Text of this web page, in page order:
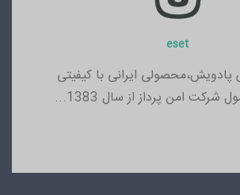
eset
ایرانی با کیفیتی
امن پرداز از سال 1383...